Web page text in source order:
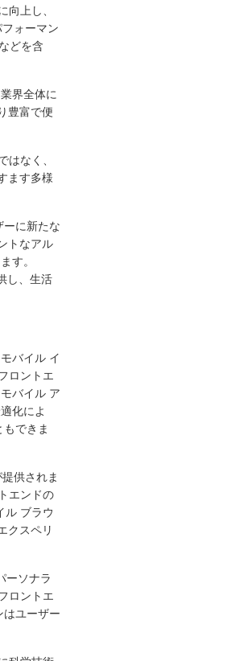
向上し、
ォーマン
どを含
界全体に
豊富で便
はなく、
ます多様
ーに新たな
トなアル
す。
し、生活
バイル イ
ロントエ
バイル ア
化によ
できま
供されま
エンドの
ル ブラウ
クスペリ
ーソナラ
ロントエ
はユーザー